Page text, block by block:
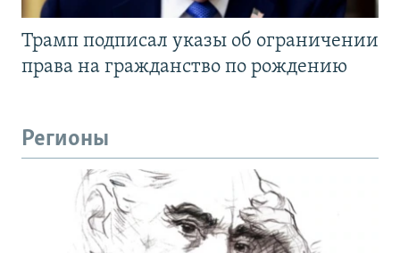
Трамп подписал указы об ограничении
права на гражданство по рождению
Регионы